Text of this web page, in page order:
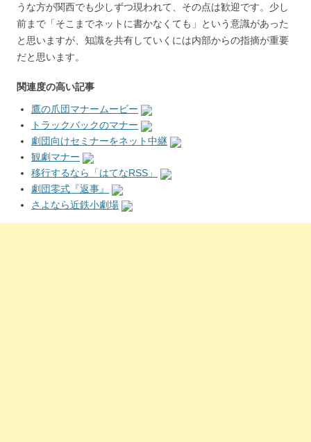
うな方が関西でも少しずつ現われて、その点は歓迎です。少し
前まで「そこまでネットに書かなくても」という意識があった
と思いますが、知識を共有していくには内部からの指摘が重要
だと思います。
関連度の高い記事
鷹の爪団マナームービー
トラックバックのマナー
劇団向けセミナーをネット中継
観劇マナー
移行するなら「はてなRSS」
劇団零式『返事』
さよなら近鉄小劇場